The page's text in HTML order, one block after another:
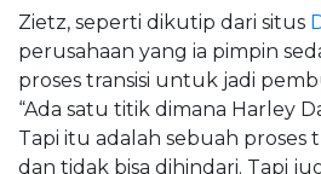
Zietz, seperti dikutip dari situs
perusahaan yang ia pimpin
proses transisi untuk jadi
“Ada satu titik dimana Harley
Tapi itu adalah sebuah proses
dan tidak bisa dihindari. Tapi